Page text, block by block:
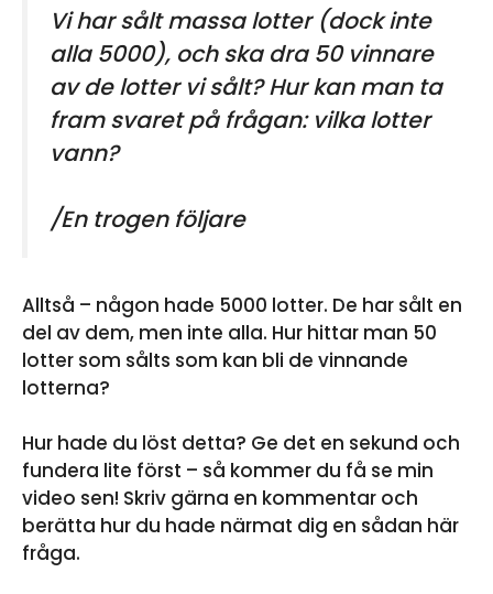
Vi har sålt massa lotter (dock inte
alla 5000), och ska dra 50 vinnare
av de lotter vi sålt? Hur kan man ta
fram svaret på frågan: vilka lotter
vann?
/En trogen följare
Alltså – någon hade 5000 lotter. De har sålt en
del av dem, men inte alla. Hur hittar man 50
lotter som sålts som kan bli de vinnande
lotterna?
Hur hade du löst detta? Ge det en sekund och
fundera lite först – så kommer du få se min
video sen! Skriv gärna en kommentar och
berätta hur du hade närmat dig en sådan här
fråga.